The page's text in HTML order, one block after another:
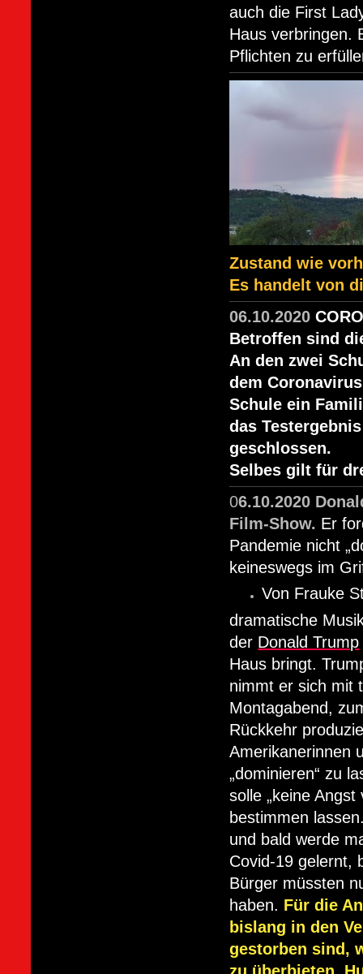
auch die First
Haus verbringen.
Pflichten zu
Zustand wie
Es handelt von
06.10.2020
Betroffen sind
An den zwei
dem
Schule ein
das
geschlossen.
Selbes gilt für
06.10.2020
Film-Show. Er
Pandemie nicht
keineswegs im
Von Frauke
dramatische
der Donald Trump
Haus bringt.
nimmt er sich mit
Montagabend,
Rückkehr
Amerikanerinnen
„dominieren“ zu
solle „keine
bestimmen
und bald werde
Covid-19 gelernt,
Bürger müssten
haben. Für die
bislang in den
gestorben sind,